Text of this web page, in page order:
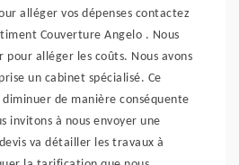
alléger vos dépenses contactez
Couverture Angelo . Nous
pour alléger les coûts. Nous avons
un cabinet spécialisé. Ce
de manière conséquente
invitons à nous envoyer une
va détailler les travaux à